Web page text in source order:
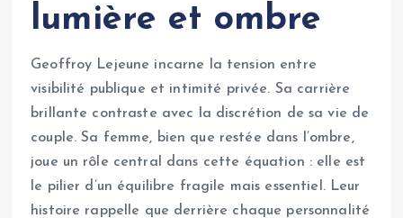
lumière et ombre
Geoffroy Lejeune incarne la tension entre
visibilité publique et intimité privée. Sa carrière
brillante contraste avec la discrétion de sa vie de
couple. Sa femme, bien que restée dans l’ombre,
joue un rôle central dans cette équation : elle est
le pilier d’un équilibre fragile mais essentiel. Leur
histoire rappelle que derrière chaque personnalité